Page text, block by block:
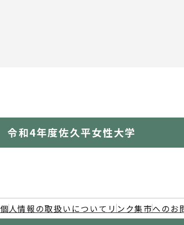
令和4年度佐久平女性大学
個人情報の取扱いについて リンク集市へのお